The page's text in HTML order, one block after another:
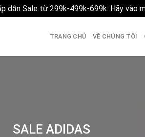
Sale từ 299k-499k-699k. Hãy vào
TRANG CHỦ VỀ CHÚNG TÔI
SALE ADIDAS